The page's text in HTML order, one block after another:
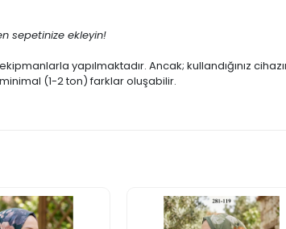
sepetinize ekleyin!
yapılmaktadır. Ancak; kullandığınız
(1-2 ton) farklar oluşabilir.